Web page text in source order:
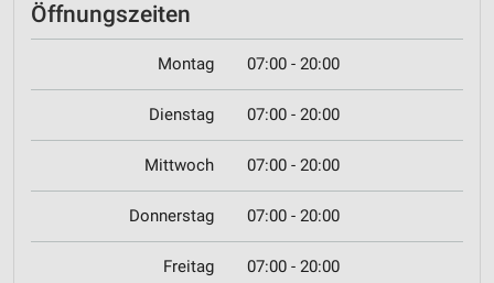
Öffnungszeiten
Montag 07:00 - 20:00
Dienstag 07:00 - 20:00
Mittwoch 07:00 - 20:00
Donnerstag 07:00 - 20:00
Freitag 07:00 - 20:00